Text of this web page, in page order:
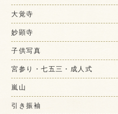
大覚寺
妙顕寺
子供写真
宮参り・七五三・成人式
嵐山
引き振袖